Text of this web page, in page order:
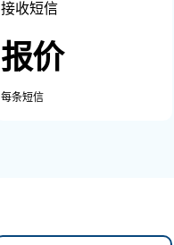
接收短信
报价
每条短信